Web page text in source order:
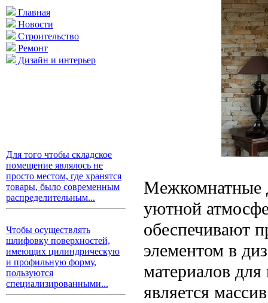
Главная
Новости
Строительство
Ремонт
Дизайн и интерьер
Для того чтобы складское
помещение являлось не
просто местом, где хранятся
товары, было современным
распределительным...
Чтобы осуществлять
шлифовку поверхностей,
имеющих цилиндрическую
и профильную форму,
пользуются
специализированными...
Межкомнатные
уютной
обеспечивают
элементом в
материалов
является